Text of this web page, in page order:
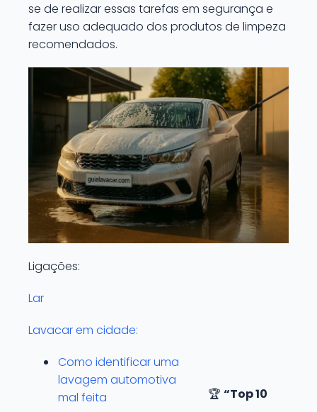
se de realizar essas tarefas em segurança e
fazer uso adequado dos produtos de limpeza
recomendados.
Ligações:
Lar
Lavacar em cidade:
Como identificar uma
lavagem automotiva
mal feita
🏆 “Top 10